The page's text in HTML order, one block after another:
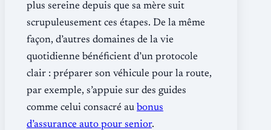
plus sereine depuis que sa mère suit
scrupuleusement ces étapes. De la même
façon, d’autres domaines de la vie
quotidienne bénéficient d’un protocole
clair : préparer son véhicule pour la route,
par exemple, s’appuie sur des guides
comme celui consacré au bonus
d’assurance auto pour senior.